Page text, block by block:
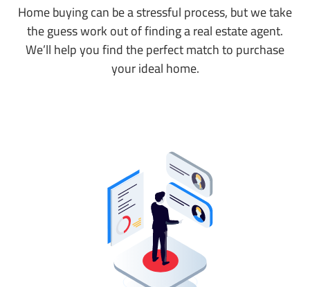
Home buying can be a stressful process, but we take
the guess work out of finding a real estate agent.
We’ll help you find the perfect match to purchase
your ideal home.